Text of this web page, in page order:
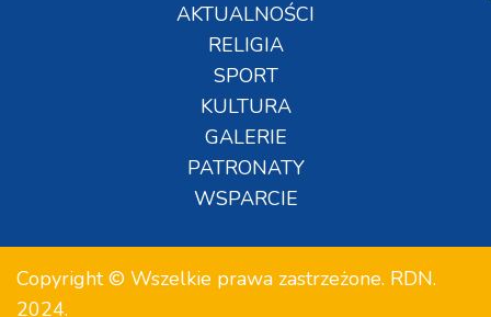
AKTUALNOŚCI
RELIGIA
SPORT
KULTURA
GALERIE
PATRONATY
WSPARCIE
Copyright © Wszelkie prawa zastrzeżone. RDN.
2024.